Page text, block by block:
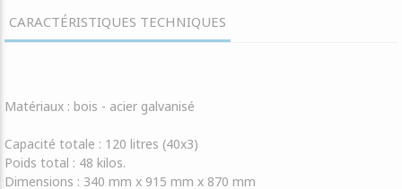
CARACTÉRISTIQUES TECHNIQUES
Matériaux : bois - acier galvanisé
Capacité totale : 120 litres (40x3)
Poids total : 48 kilos.
Dimensions : 340 mm x 915 mm x 870 mm